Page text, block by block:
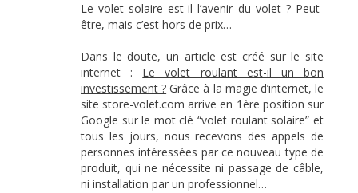
Le volet solaire est-il l’avenir du volet ? Peut-
être, mais c’est hors de prix…
Dans le doute, un article est créé sur le site
internet : Le volet roulant est-il un bon
investissement ? Grâce à la magie d’internet, le
site store-volet.com arrive en 1ère position sur
Google sur le mot clé “volet roulant solaire” et
tous les jours, nous recevons des appels de
personnes intéressées par ce nouveau type de
produit, qui ne nécessite ni passage de câble,
ni installation par un professionnel…